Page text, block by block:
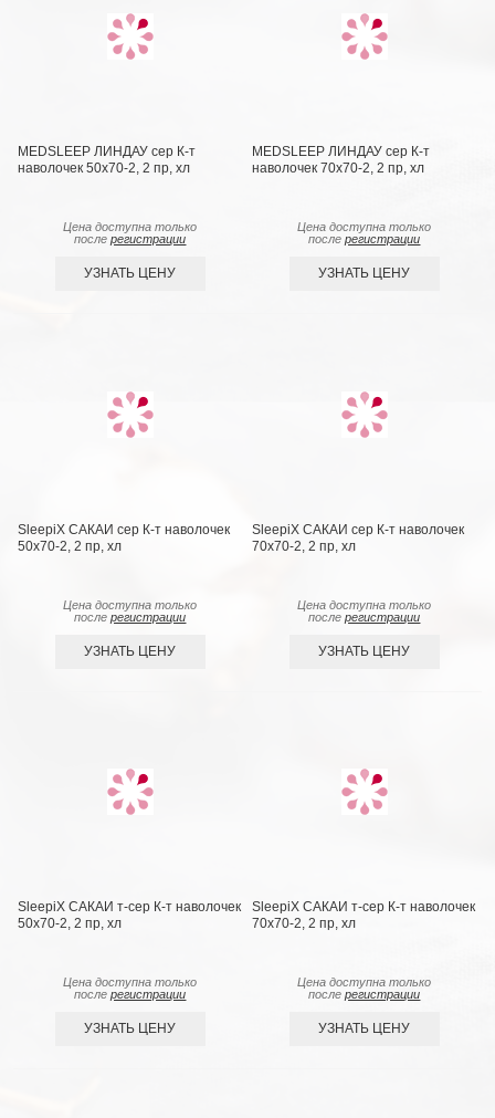
MEDSLEEP ЛИНДАУ сер К-т
наволочек 50х70-2, 2 пр, хл
Цена доступна только
послерегистрации
УЗНАТЬ ЦЕНУ
MEDSLEEP ЛИНДАУ сер К-т
наволочек 70х70-2, 2 пр, хл
Цена доступна только
послерегистрации
УЗНАТЬ ЦЕНУ
SleepiX САКАИ сер К-т наволочек
50х70-2, 2 пр, хл
Цена доступна только
послерегистрации
УЗНАТЬ ЦЕНУ
SleepiX САКАИ сер К-т наволочек
70х70-2, 2 пр, хл
Цена доступна только
послерегистрации
УЗНАТЬ ЦЕНУ
SleepiX САКАИ т-сер К-т наволочек
50х70-2, 2 пр, хл
Цена доступна только
послерегистрации
УЗНАТЬ ЦЕНУ
SleepiX САКАИ т-сер К-т наволочек
70х70-2, 2 пр, хл
Цена доступна только
послерегистрации
УЗНАТЬ ЦЕНУ